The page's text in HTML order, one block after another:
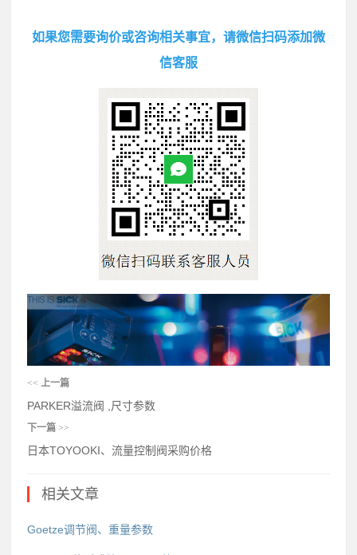
如果您需要询价或咨询相关事宜，请微信扫码添加微
信客服
<< 上一篇
PARKER溢流阀 ,尺寸参数
下一篇 >>
日本TOYOOKI、流量控制阀采购价格
相关文章
Goetze调节阀、重量参数